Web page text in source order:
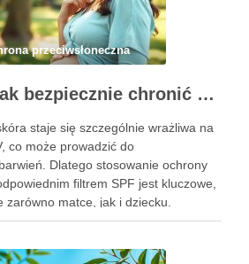
przeciwsłoneczna
SPF w ciąży: jak bezpiecznie chronić skórę przed przebarwieniami i promieniowaniem UV
staje się szczególnie wrażliwa na
co może prowadzić do
Dlatego stosowanie ochrony
filtrem SPF jest kluczowe,
zarówno matce, jak i dziecku.
nie tylko zapobiega